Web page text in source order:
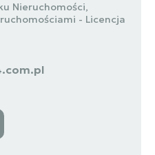
Nieruchomości,
- Licencja